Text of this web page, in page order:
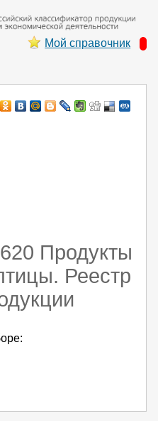
Мой справочник
Продукты
Реестр